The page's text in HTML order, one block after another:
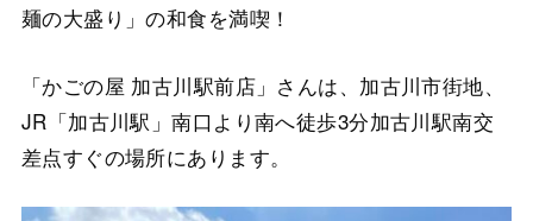
麺の大盛り」の和食を満喫！
「かごの屋 加古川駅前店」さんは、加古川市街地、
JR「加古川駅」南口より南へ徒歩3分加古川駅南交
差点すぐの場所にあります。